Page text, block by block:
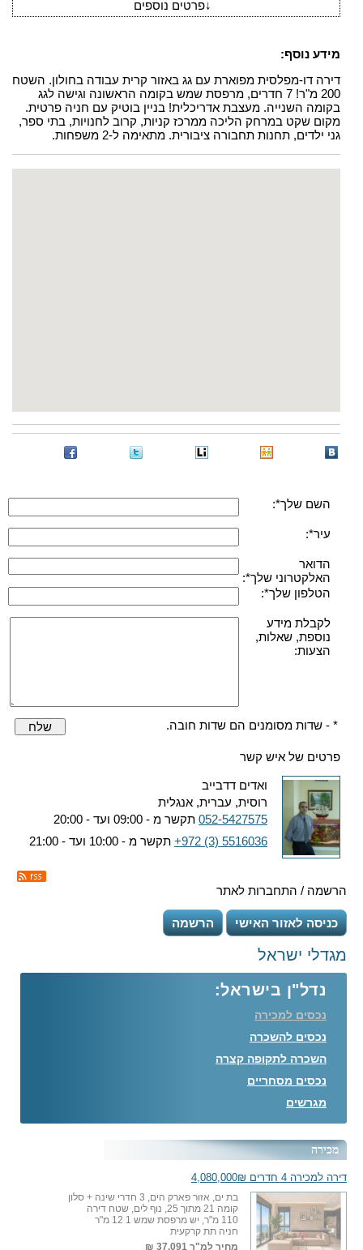
↓פרטים נוספים
מידע נוסף:
דירה דו-מפלסית מפוארת עם גג באזור קרית עבודה בחולון. השטח
200 מ"ר! 7 חדרים, מרפסת שמש בקומה הראשונה וגישה לגג
בקומה השנייה. מעצבת אדריכלית! בניין בוטיק עם חניה פרטית.
מקום שקט במרחק הליכה ממרכז קניות, קרוב לחנויות, בתי ספר,
גני ילדים, תחנות תחבורה ציבורית. מתאימה ל-2 משפחות.
השם שלך*:
עיר*:
הדואר
האלקטרוני שלך*:
הטלפון שלך*:
לקבלת מידע
נוספת, שאלות,
הצעות:
* - שדות מסומנים הם שדות חובה. שלח
פרטים של איש קשר
ואדים דדבייב
רוסית, עברית, אנגלית
052-5427575 תקשר מ - 09:00 ועד - 20:00
+972 (3) 5516036 תקשר מ - 10:00 ועד - 21:00
הרשמה / התחברות לאתר
כניסה לאזור האישי הרשמה
מגדלי ישראל
נדל"ן בישראל:
נכסים למכירה
נכסים להשכרה
השכרה לתקופה קצרה
נכסים מסחריים
מגרשים
מכירה
דירה למכירה 4 חדרים 4,080,000₪
בת ים, אזור פארק הים, 3 חדרי שינה + סלון
קומה 21 מתוך 25, נוף לים, שטח דירה
110 מ"ר, יש מרפסת שמש 1 12 מ"ר
חניה תת קרקעית
מחיר למ"ר 37,091 ₪